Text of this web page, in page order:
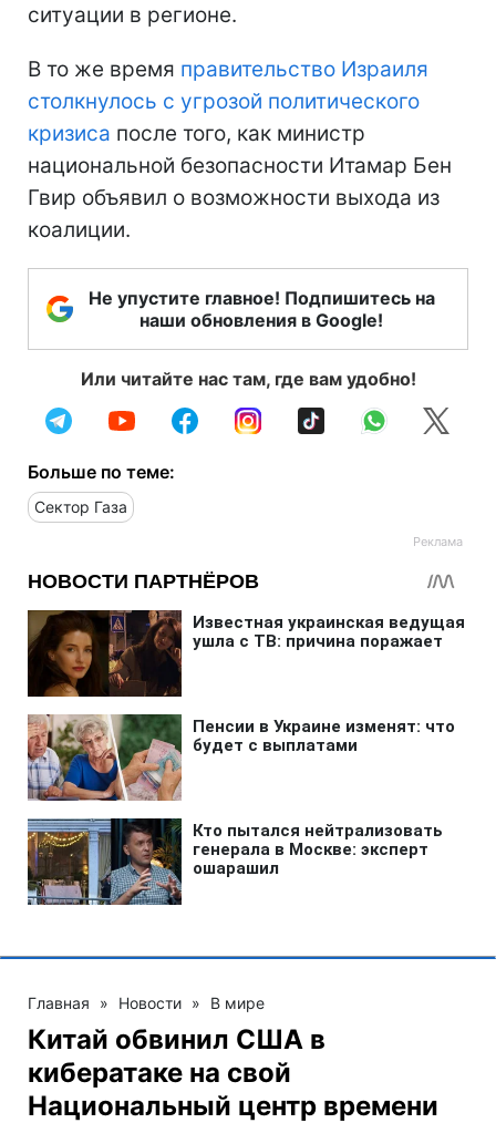
ситуации в регионе.
В то же время правительство Израиля
столкнулось с угрозой политического
кризиса после того, как министр
национальной безопасности Итамар Бен
Гвир объявил о возможности выхода из
коалиции.
Не упустите главное! Подпишитесь на
наши обновления в Google!
Или читайте нас там, где вам удобно!
Больше по теме:
Сектор Газа
Главная » Новости » В мире
Китай обвинил США в
кибератаке на свой
Национальный центр времени